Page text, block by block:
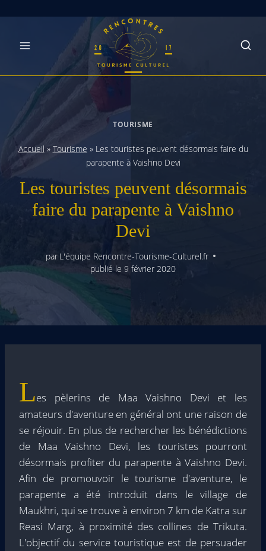
TOURISME
Accueil » Tourisme » Les touristes peuvent désormais faire du
parapente à Vaishno Devi
Les touristes peuvent désormais
faire du parapente à Vaishno
Devi
par L'équipe Rencontre-Tourisme-Culturel.fr
publié le 9 février 2020
Les pèlerins de Maa Vaishno Devi et les
amateurs d'aventure en général ont une raison de
se réjouir. En plus de rechercher les bénédictions
de Maa Vaishno Devi, les touristes pourront
désormais profiter du parapente à Vaishno Devi.
Afin de promouvoir le tourisme d'aventure, le
parapente a été introduit dans le village de
Maukhri, qui se trouve à environ 7 km de Katra sur
Reasi Marg, à proximité des collines de Trikuta.
L'objectif du service touristique est de persuader